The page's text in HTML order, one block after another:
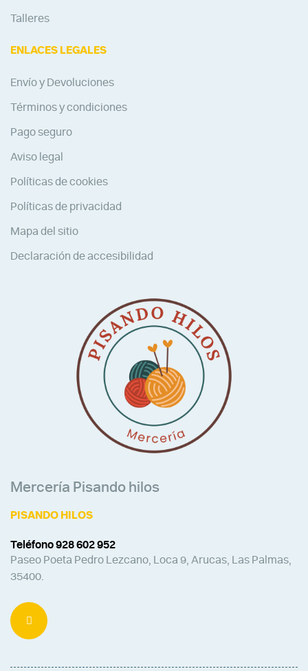
Talleres
ENLACES LEGALES
Envío y Devoluciones
Términos y condiciones
Pago seguro
Aviso legal
Políticas de cookies
Políticas de privacidad
Mapa del sitio
Declaración de accesibilidad
Mercería Pisando hilos
PISANDO HILOS
Teléfono 928 602 952
Paseo Poeta Pedro Lezcano, Loca 9, Arucas, Las Palmas,
35400.